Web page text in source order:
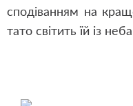
сподіванням на
тато світить їй із